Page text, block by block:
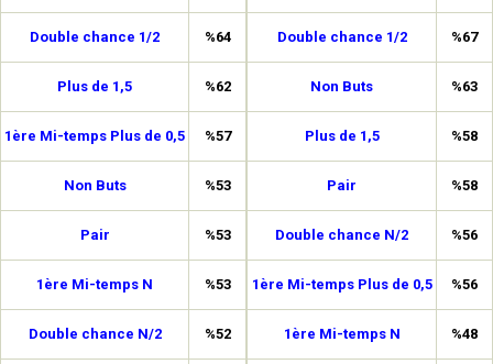
Double chance 1/2 %64
Plus de 1,5 %62
1ère Mi-temps Plus de 0,5 %57
Non Buts %53
Pair %53
1ère Mi-temps N %53
Double chance N/2 %52
Double chance 1/2 %67
Non Buts %63
Plus de 1,5 %58
Pair %58
Double chance N/2 %56
1ère Mi-temps Plus de 0,5 %56
1ère Mi-temps N %48